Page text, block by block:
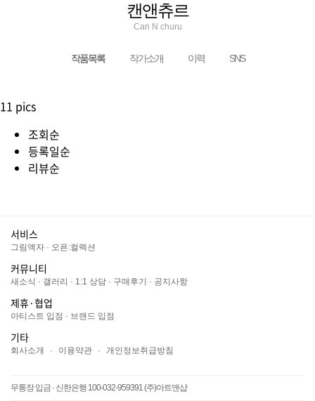
캔앤츄르
Can N churu
작품목록 작가소개 이력 SNS
11 pics
조회순
등록일순
리뷰순
서비스
그림액자 · 오픈:컬렉션
커뮤니티
새소식 · 갤러리 · 1:1 상담 · 구매후기 · 공지사항
제휴·협업
아티스트 입점 · 브랜드 입점
기타
회사소개 · 이용약관 · 개인정보취급방침
무통장 입금 · 신한은행 100-032-959391 (주)아트앤샵